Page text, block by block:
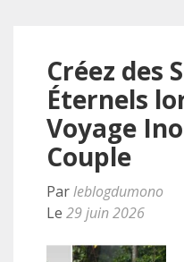
Créez des
Éternels
Voyage
Couple
Parleblogdumono
Le 29 juin 2026